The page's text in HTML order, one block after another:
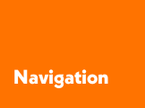
Navigation